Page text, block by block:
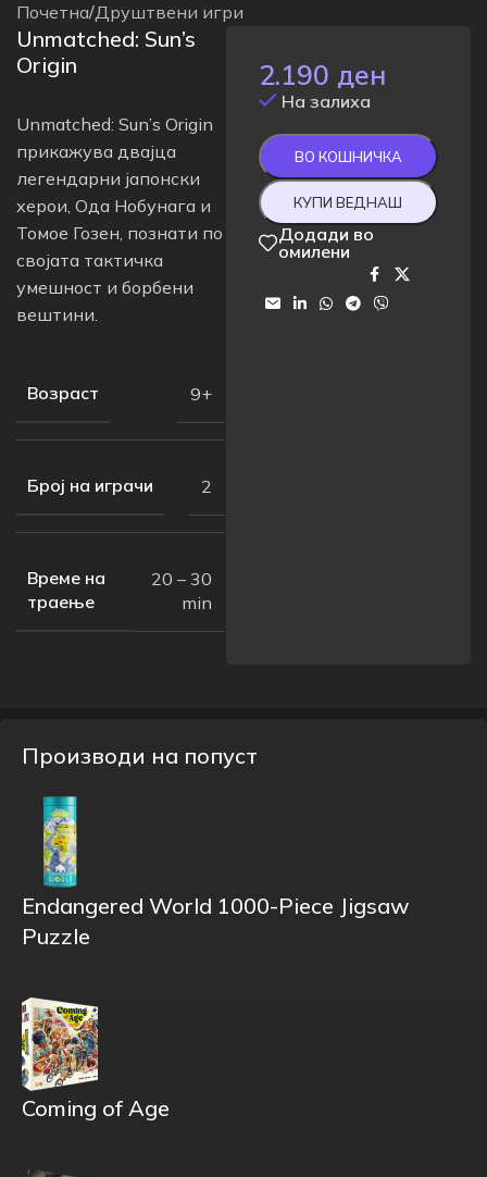
Почетна/Друштвени игри
Unmatched: Sun’s
Origin
Unmatched: Sun’s Origin
прикажува двајца
легендарни јапонски
херои, Ода Нобунага и
Томое Гозен, познати по
својата тактичка
умешност и борбени
вештини.
Возраст 9+
Број на играчи 2
Време на
траење
20 – 30
min
2.190 ден
На залиха
ВО КОШНИЧКА
КУПИ ВЕДНАШ
Додади во
омилени
Производи на попуст
Endangered World 1000-Piece Jigsaw
Puzzle
Coming of Age